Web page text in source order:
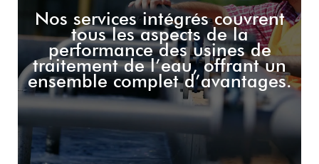
Nos services intégrés couvrent
tous les aspects de la
performance des usines de
traitement de l’eau, offrant un
ensemble complet d’avantages.